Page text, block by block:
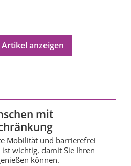
anzeigen
mit
Mobilität und barrierefrei
wichtig, damit Sie Ihren
können.